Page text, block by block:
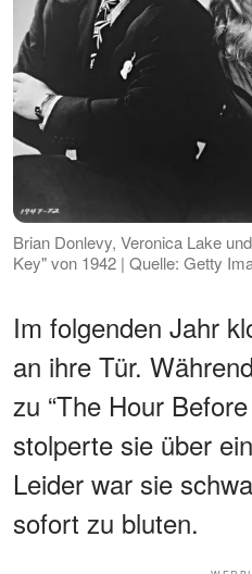
Brian Donlevy, Veronica Lake
Key" von 1942 | Quelle: Getty
Im folgenden Jahr
an ihre Tür.
zu “The Hour
stolperte sie über
Leider war sie
sofort zu bluten.